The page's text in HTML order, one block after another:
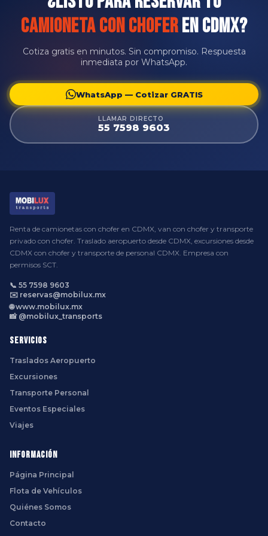
Camioneta con Choferen CDMX?
Cotiza gratis en minutos. Sin compromiso. Respuesta
inmediata por WhatsApp.
WhatsApp — Cotizar GRATIS
LLAMAR DIRECTO
55 7598 9603
Renta de camionetas con chofer en CDMX, van con chofer y transporte
privado con chofer. Traslado aeropuerto desde CDMX, excursiones desde
CDMX con chofer y transporte de personal CDMX. Empresa con
permisos SCT.
📞 55 7598 9603
✉️ reservas@mobilux.mx
🌐 www.mobilux.mx
📸 @mobilux_transports
Servicios
Traslados Aeropuerto
Excursiones
Transporte Personal
Eventos Especiales
Viajes
Información
Página Principal
Flota de Vehículos
Quiénes Somos
Contacto